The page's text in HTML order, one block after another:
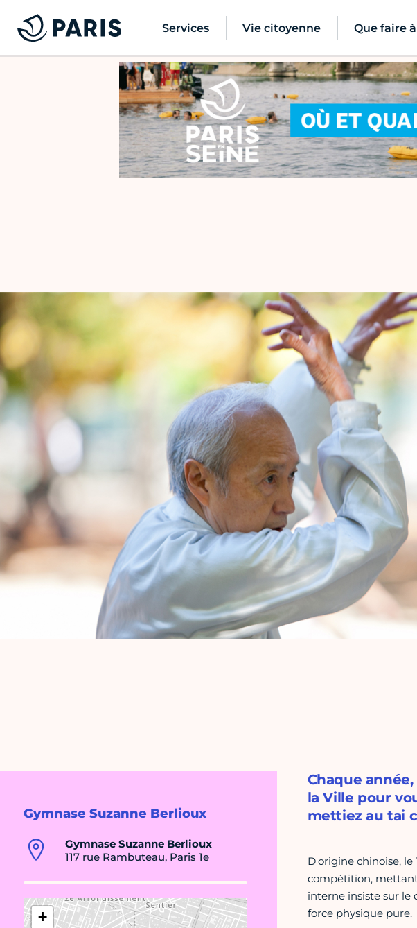
Services Vie citoyenne Que faire
Gymnase Suzanne Berlioux
Gymnase Suzanne Berlioux
117 rue Rambuteau, Paris 1e
+
Chaque
la Ville pour
mettiez au tai
D'origine chinoise,
compétition,
interne insiste sur le
force physique pure.